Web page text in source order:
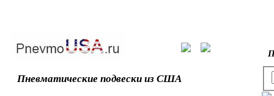
Пневматические подвески из США